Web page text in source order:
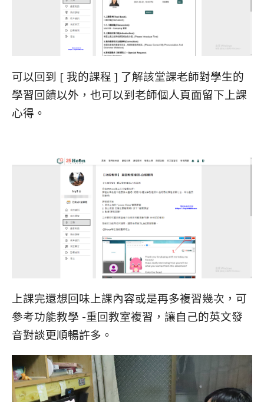
可以回到 [ 我的課程 ] 了解該堂課老師對學生的
學習回饋以外，也可以到老師個人頁面留下上課
心得。
上課完還想回味上課內容或是再多複習幾次，可
參考功能教學 -重回教室複習，讓自己的英文發
音對談更順暢許多。